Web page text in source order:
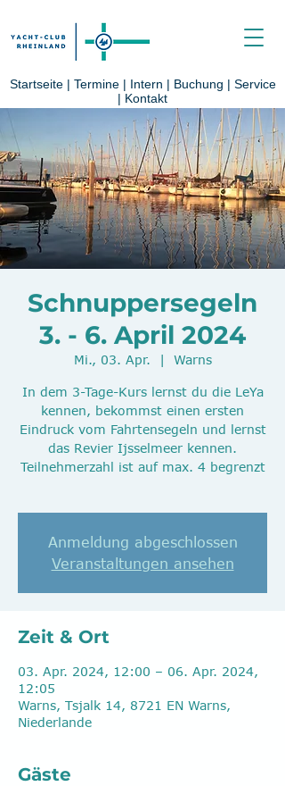
Startseite| Termine | Intern | Buchung | Service
| Kontakt
Schnuppersegeln
3. - 6. April 2024
Mi., 03. Apr.
  |
Warns
In dem 3-Tage-Kurs lernst du die LeYa
kennen, bekommst einen ersten
Eindruck vom Fahrtensegeln und lernst
das Revier Ijsselmeer kennen.
Teilnehmerzahl ist auf max. 4 begrenzt
Anmeldung abgeschlossen
Veranstaltungen ansehen
Zeit & Ort
03. Apr. 2024, 12:00 – 06. Apr. 2024,
12:05
Warns, Tsjalk 14, 8721 EN Warns,
Niederlande
Gäste